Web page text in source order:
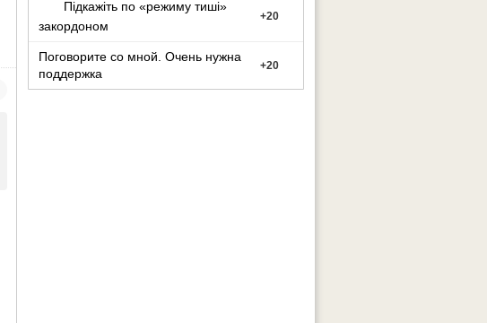
Підкажіть по «режиму тиші»
закордоном
+20
Поговорите со мной. Очень нужна
поддержка
+20